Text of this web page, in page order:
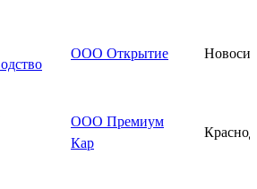
ООО Открытие
ООО Премиум
Кар